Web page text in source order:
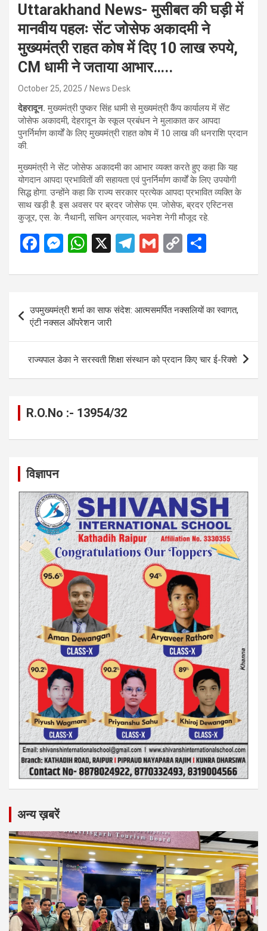
Uttarakhand News- मुसीबत की घड़ी में
मानवीय पहलः सेंट जोसेफ अकादमी ने
मुख्यमंत्री राहत कोष में दिए 10 लाख रुपये,
CM धामी ने जताया आभार…..
October 25, 2025 News Desk
देहरादून.मुख्यमंत्री पुष्कर सिंह धामी से मुख्यमंत्री कैंप कार्यालय में सेंट
जोसेफ अकादमी, देहरादून के स्कूल प्रबंधन ने मुलाकात कर आपदा
पुनर्निर्माण कार्यों के लिए मुख्यमंत्री राहत कोष में 10 लाख की धनराशि प्रदान
की.
मुख्यमंत्री ने सेंट जोसेफ अकादमी का आभार व्यक्त करते हुए कहा कि यह
योगदान आपदा प्रभावितों की सहायता एवं पुनर्निर्माण कार्यों के लिए उपयोगी
सिद्ध होगा. उन्होंने कहा कि राज्य सरकार प्रत्येक आपदा प्रभावित व्यक्ति के
साथ खड़ी है. इस अवसर पर ब्रदर जोसेफ एम. जोसेफ, ब्रदर एस्टिनस
कुजूर, एस. के. नैथानी, सचिन अग्रवाल, भवनेश नेगी मौजूद रहे.
F
ce
o
o
k
M
se
n
g
er
W
at
A
p
p
X
T
e
a
m
G
ail
C
py
Li
n
k
ar
navigation
उपमुख्यमंत्री शर्मा का साफ संदेश: आत्मसमर्पित नक्सलियों का स्वागत,
एंटी नक्सल ऑपरेशन जारी
राज्यपाल डेका ने सरस्वती शिक्षा संस्थान को प्रदान किए चार ई-रिक्शे
R.O.No :- 13954/32
विज्ञापन
अन्य ख़बरें